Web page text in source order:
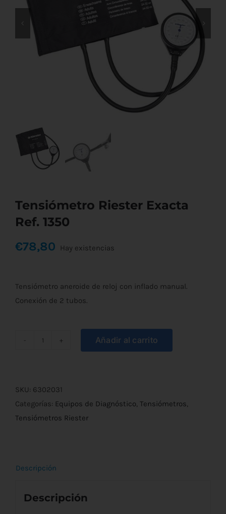
Tensiómetro Riester Exacta
Ref. 1350
€78,80 Hay existencias
Tensiómetro aneroide de reloj con inflado manual.
Conexión de 2 tubos.
Ref.
1350
cantidad
Añadir al carrito
SKU: 6302031
Categorías: Equipos de Diagnóstico, Tensiómetros,
Tensiómetros Riester
Descripción
Descripción